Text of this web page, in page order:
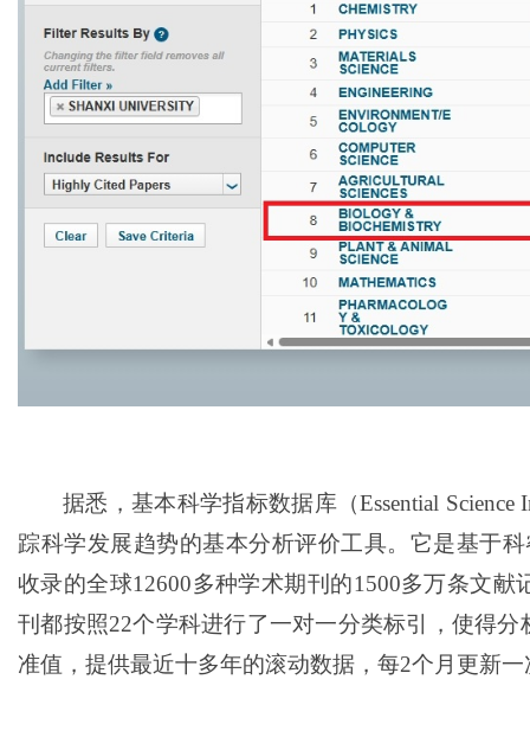
据悉，基本科学指标数据库（Essential
踪科学发展趋势的基本分析评价工具。它是基于科
收录的全球12600多种学术期刊的1500多万条文
刊都按照22个学科进行了一对一分类标引，使得
准值，提供最近十多年的滚动数据，每2个月更新一